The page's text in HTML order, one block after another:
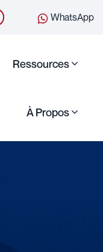
WhatsApp
Ressources
À Propos